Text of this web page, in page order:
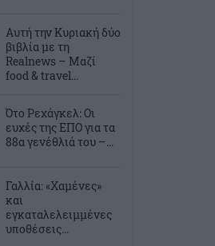
Αυτή την Κυριακή δύο
βιβλία με τη
Realnews – Μαζί
food & travel...
Ότο Ρεχάγκελ: Οι
ευχές της EΠΟ για τα
88α γενέθλιά του –...
Γαλλία: «Χαμένες»
και
εγκαταλελειμμένες
υποθέσεις...